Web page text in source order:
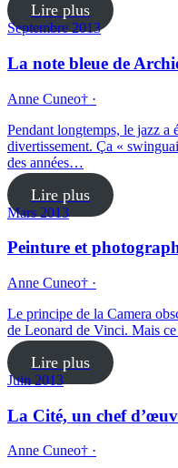
Lire plus
Septembre 2013
La note bleue de
Anne Cuneo† ·
Pendant longtemps, le jazz a
divertissement. Ça «
des années…
Lire plus
Mars 2013
Peinture et
Anne Cuneo† ·
Le principe de la Camera
de Leonard de Vinci. Mais
Lire plus
Juin 2013
La Cité, un chef
Anne Cuneo† ·